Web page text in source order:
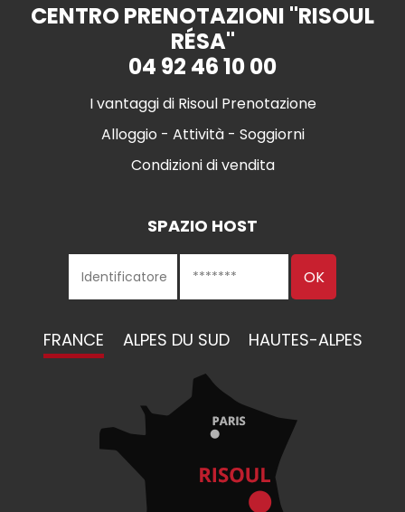
CENTRO PRENOTAZIONI "RISOUL
RÉSA"
04 92 46 10 00
I vantaggi di Risoul Prenotazione
Alloggio - Attività - Soggiorni
Condizioni di vendita
SPAZIO HOST
FRANCE ALPES DU SUD HAUTES-ALPES